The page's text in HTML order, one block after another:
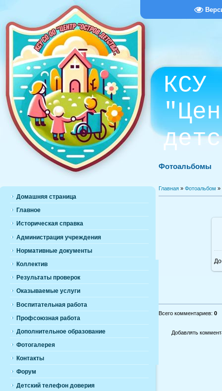
Домашняя страница
Главное
Историческая справка
Администрация учреждения
Нормативные документы
Коллектив
Результаты проверок
Оказываемые услуги
Воспитательная работа
Профсоюзная работа
Дополнительное образование
Фотогалерея
Контакты
Форум
Детский телефон доверия
КСУ
Фотоальбомы
Главная » Фотоальбом »
Всего комментариев: 0
Добавлять